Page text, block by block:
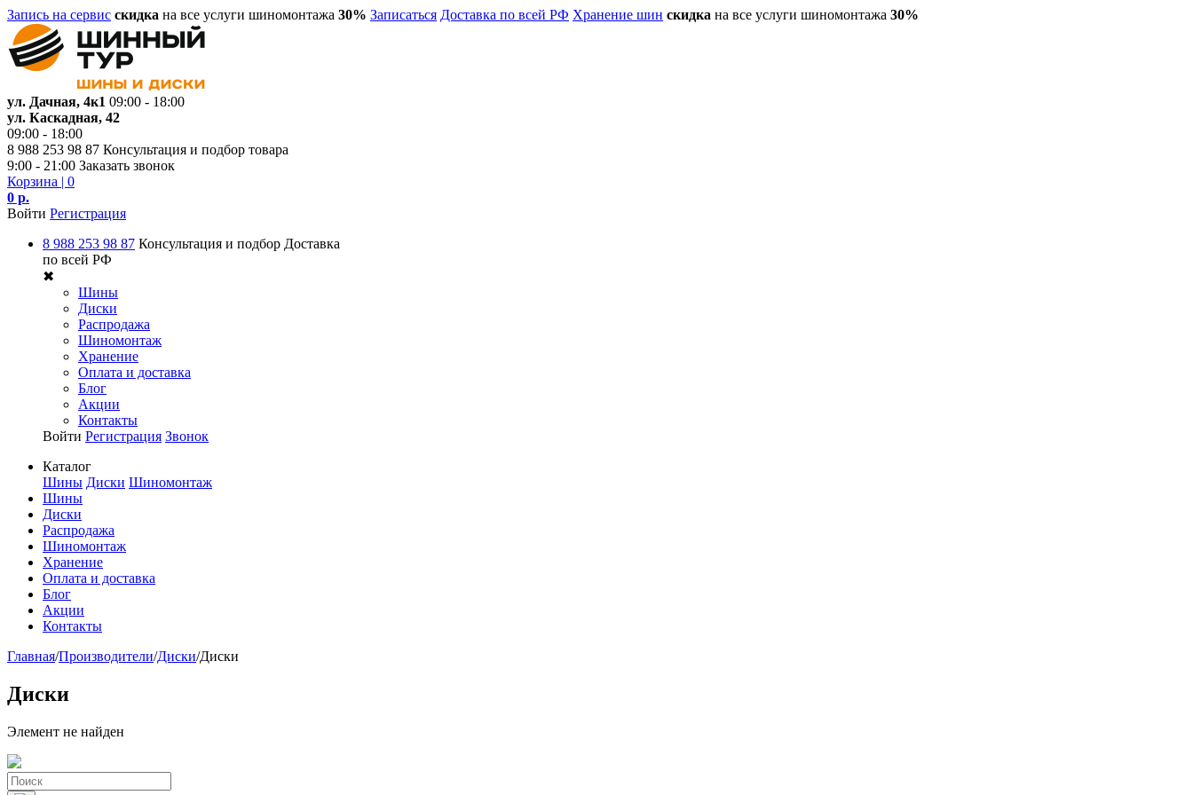
Запись на сервис скидка на все услуги шиномонтажа 30% Записаться Доставка по всей РФ Хранение шин скидка на все услуги шиномонтажа 30%
ул. Дачная, 4к1 09:00 - 18:00
ул. Каскадная, 42
09:00 - 18:00
8 988 253 98 87 Консультация и подбор товара
9:00 - 21:00 Заказать звонок
Корзина | 0
0 р.
Войти Регистрация
8 988 253 98 87 Консультация и подбор Доставка
по всей РФ
✖
Шины
Диски
Распродажа
Шиномонтаж
Хранение
Оплата и доставка
Блог
Акции
Контакты
Войти Регистрация Звонок
Каталог
Шины Диски Шиномонтаж
Шины
Диски
Распродажа
Шиномонтаж
Хранение
Оплата и доставка
Блог
Акции
Контакты
Главная/Производители/Диски/Диски
Диски
Элемент не найден